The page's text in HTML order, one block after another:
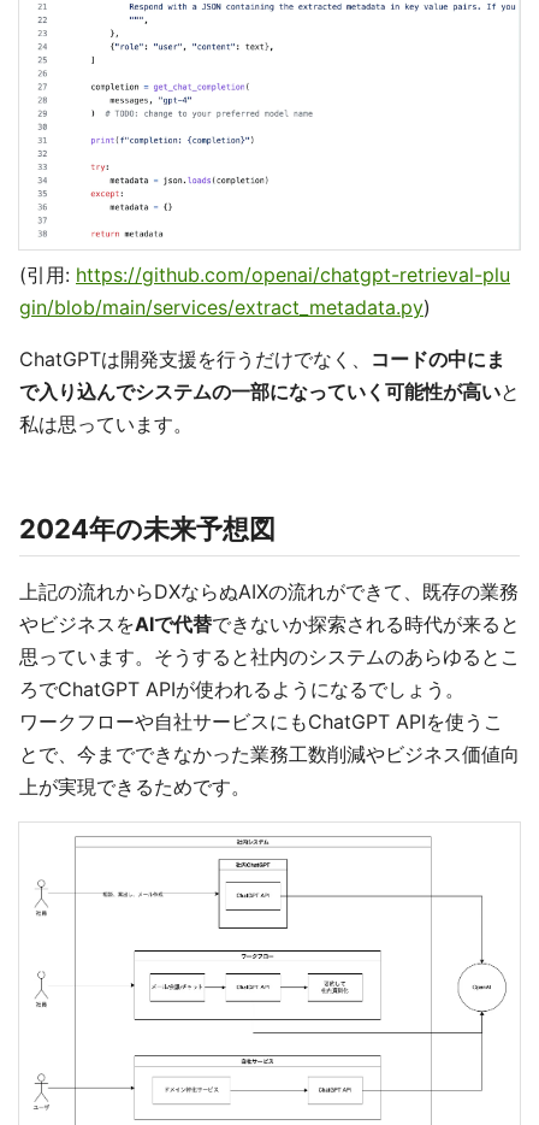
(引用: https://github.com/openai/chatgpt-retrieval-plu
gin/blob/main/services/extract_metadata.py)
ChatGPTは開発支援を行うだけでなく、 コードの中にま
で入り込んでシステムの一部になっていく可能性が高いと
私は思っています。
2024年の未来予想図
上記の流れからDXならぬAIXの流れができて、既存の業務
やビジネスをAIで代替できないか探索される時代が来ると
思っています。そうすると社内のシステムのあらゆるとこ
ろでChatGPT APIが使われるようになるでしょう。
ワークフローや自社サービスにもChatGPT APIを使うこ
とで、今までできなかった業務工数削減やビジネス価値向
上が実現できるためです。